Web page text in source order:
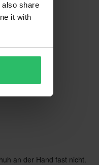
share
it with
an der Hand fast nicht.